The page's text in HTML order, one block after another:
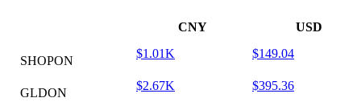
CNY USD
SHOPON
$1.01K $149.04
GLDON
$2.67K $395.36